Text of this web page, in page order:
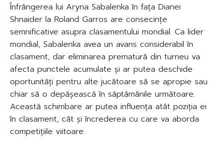
Înfrângerea lui Aryna Sabalenka în fața Dianei
Shnaider la Roland Garros are consecințe
semnificative asupra clasamentului mondial. Ca lider
mondial, Sabalenka avea un avans considerabil în
clasament, dar eliminarea prematură din turneu va
afecta punctele acumulate și ar putea deschide
oportunități pentru alte jucătoare să se apropie sau
chiar să o depășească în săptămânile următoare.
Această schimbare ar putea influența atât poziția ei
în clasament, cât și încrederea cu care va aborda
competițiile viitoare.